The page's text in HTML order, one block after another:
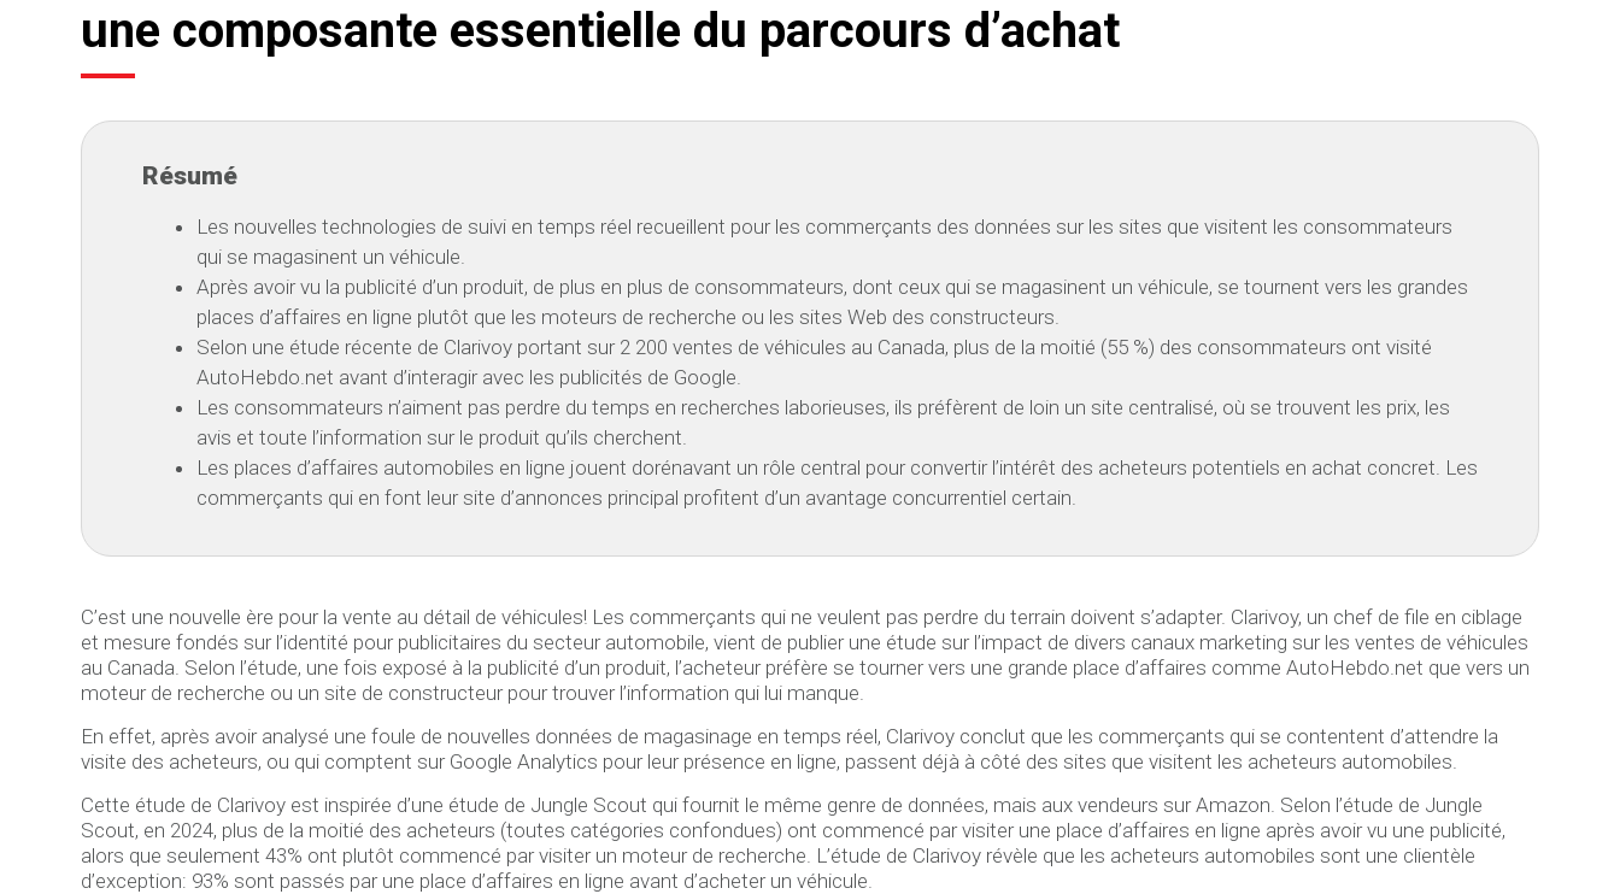
une composante essentielle du parcours d’achat
Résumé
Les nouvelles technologies de suivi en temps réel recueillent pour les commerçants des données sur les sites que visitent les consommateurs
qui se magasinent un véhicule.
Après avoir vu la publicité d’un produit, de plus en plus de consommateurs, dont ceux qui se magasinent un véhicule, se tournent vers les grandes
places d’affaires en ligne plutôt que les moteurs de recherche ou les sites Web des constructeurs.
Selon une étude récente de Clarivoy portant sur 2 200 ventes de véhicules au Canada, plus de la moitié (55 %) des consommateurs ont visité
AutoHebdo.net avant d’interagir avec les publicités de Google.
Les consommateurs n’aiment pas perdre du temps en recherches laborieuses, ils préfèrent de loin un site centralisé, où se trouvent les prix, les
avis et toute l’information sur le produit qu’ils cherchent.
Les places d’affaires automobiles en ligne jouent dorénavant un rôle central pour convertir l’intérêt des acheteurs potentiels en achat concret. Les
commerçants qui en font leur site d’annonces principal profitent d’un avantage concurrentiel certain.
C’est une nouvelle ère pour la vente au détail de véhicules! Les commerçants qui ne veulent pas perdre du terrain doivent s’adapter. Clarivoy, un chef de file en ciblage
et mesure fondés sur l’identité pour publicitaires du secteur automobile, vient de publier une étude sur l’impact de divers canaux marketing sur les ventes de véhicules
au Canada. Selon l’étude, une fois exposé à la publicité d’un produit, l’acheteur préfère se tourner vers une grande place d’affaires comme AutoHebdo.net que vers un
moteur de recherche ou un site de constructeur pour trouver l’information qui lui manque.
En effet, après avoir analysé une foule de nouvelles données de magasinage en temps réel, Clarivoy conclut que les commerçants qui se contentent d’attendre la
visite des acheteurs, ou qui comptent sur Google Analytics pour leur présence en ligne, passent déjà à côté des sites que visitent les acheteurs automobiles.
Cette étude de Clarivoy est inspirée d’une étude de Jungle Scout qui fournit le même genre de données, mais aux vendeurs sur Amazon. Selon l’étude de Jungle
Scout, en 2024, plus de la moitié des acheteurs (toutes catégories confondues) ont commencé par visiter une place d’affaires en ligne après avoir vu une publicité,
alors que seulement 43% ont plutôt commencé par visiter un moteur de recherche. L’étude de Clarivoy révèle que les acheteurs automobiles sont une clientèle
d’exception: 93% sont passés par une place d’affaires en ligne avant d’acheter un véhicule.